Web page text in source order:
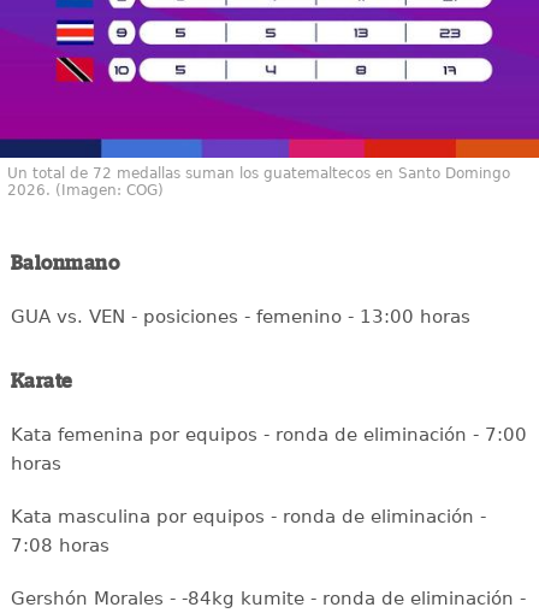
Un total de 72 medallas suman los guatemaltecos en Santo Domingo
2026. (Imagen: COG)
Balonmano
GUA vs. VEN - posiciones - femenino - 13:00 horas
Karate
Kata femenina por equipos - ronda de eliminación - 7:00
horas
Kata masculina por equipos - ronda de eliminación -
7:08 horas
Gershón Morales - -84kg kumite - ronda de eliminación -